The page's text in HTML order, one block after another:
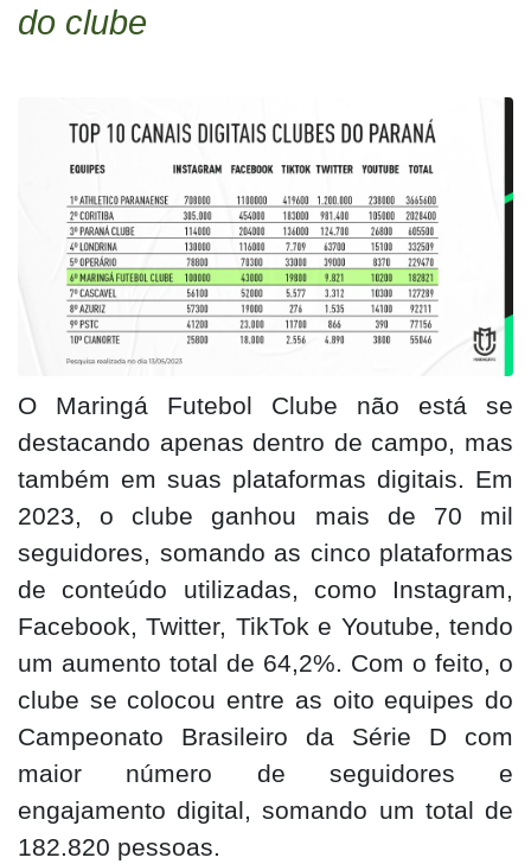
do clube
O Maringá Futebol Clube não está se
destacando apenas dentro de campo, mas
também em suas plataformas digitais. Em
2023, o clube ganhou mais de 70 mil
seguidores, somando as cinco plataformas
de conteúdo utilizadas, como Instagram,
Facebook, Twitter, TikTok e Youtube, tendo
um aumento total de 64,2%. Com o feito, o
clube se colocou entre as oito equipes do
Campeonato Brasileiro da Série D com
maior número de seguidores e
engajamento digital, somando um total de
182.820 pessoas.